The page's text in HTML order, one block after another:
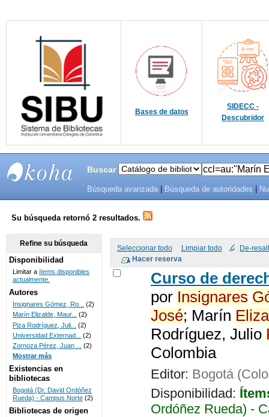
Bases de datos
SIDECC -
Descubridor
SISTEMAS
DE
BIBLIOTECAS
UNICOC
Buscar
Búsqueda avanzada Búsqueda de autoridades
Su búsqueda retornó 2 resultados.
Seleccionar todo Limpiar todo De-
Curso de
por Insignares
José; Marín
Rodríguez, Julio
Colombia
Editor: Bogotá
Disponibilidad:
Ordóñez Rueda) -
Refine su búsqueda
Disponibilidad
Limitar a ítems disponibles
actualmente.
Autores
Insignares Gómez, Ro...
(2)
Marín Elizalde, Maur... (2)
Piza Rodríguez, Juli...
(2)
Universidad Externad...
(2)
Zornoza Pérez, Juan ...
(2)
Mostrar más
Existencias en
bibliotecas
Bogotá (Dr. David Ordóñez
Rueda) - Campus Norte (2)
Bibliotecas de origen